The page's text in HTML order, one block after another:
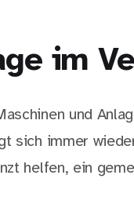
im
und
sich immer
helfen, ein